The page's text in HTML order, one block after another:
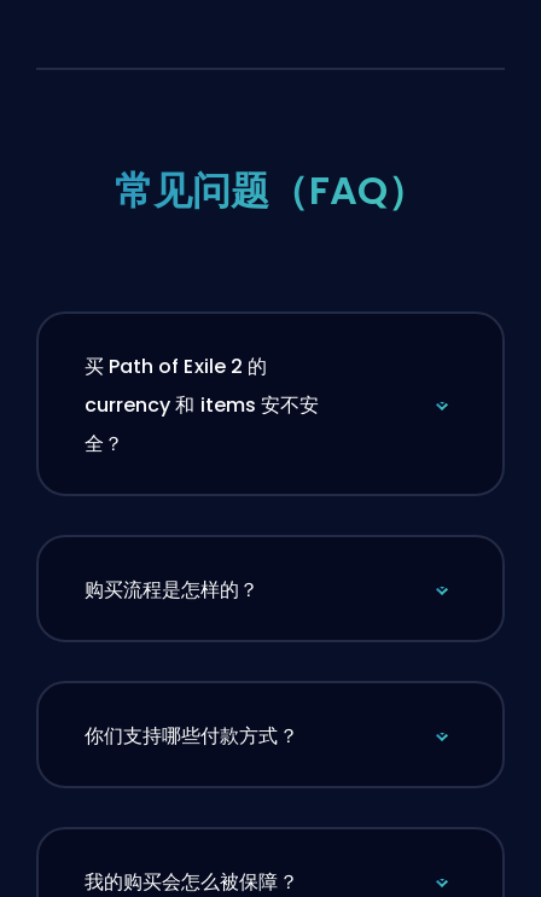
常见问题（FAQ）
买 Path of Exile 2 的
currency 和 items 安不安
全？
购买流程是怎样的？
你们支持哪些付款方式？
我的购买会怎么被保障？